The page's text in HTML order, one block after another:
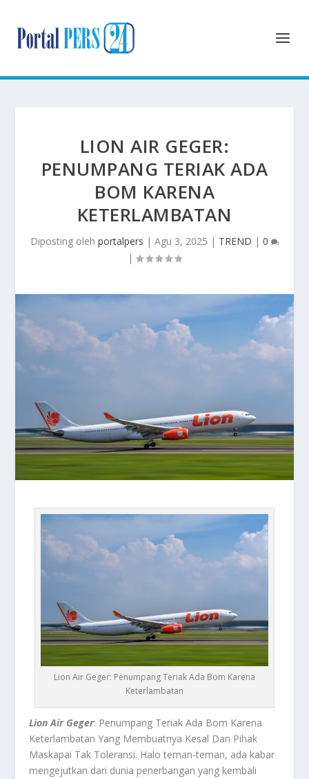
LION AIR GEGER:
PENUMPANG TERIAK ADA
BOM KARENA
KETERLAMBATAN
Diposting oleh portalpers | Agu 3, 2025 | TREND | 0
|
Lion Air Geger: Penumpang Teriak Ada Bom Karena
Keterlambatan
Lion Air Geger: Penumpang Teriak Ada Bom Karena
Keterlambatan Yang Membuatnya Kesal Dan Pihak
Maskapai Tak Toleransi. Halo teman-teman, ada kabar
mengejutkan dari dunia penerbangan yang kembali